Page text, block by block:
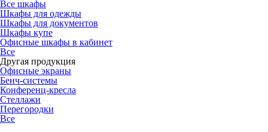
Все шкафы
Шкафы для одежды
Шкафы для документов
Шкафы купе
Офисные шкафы в кабинет
Все
Другая продукция
Офисные экраны
Бенч-системы
Конференц-кресла
Стеллажи
Перегородки
Все